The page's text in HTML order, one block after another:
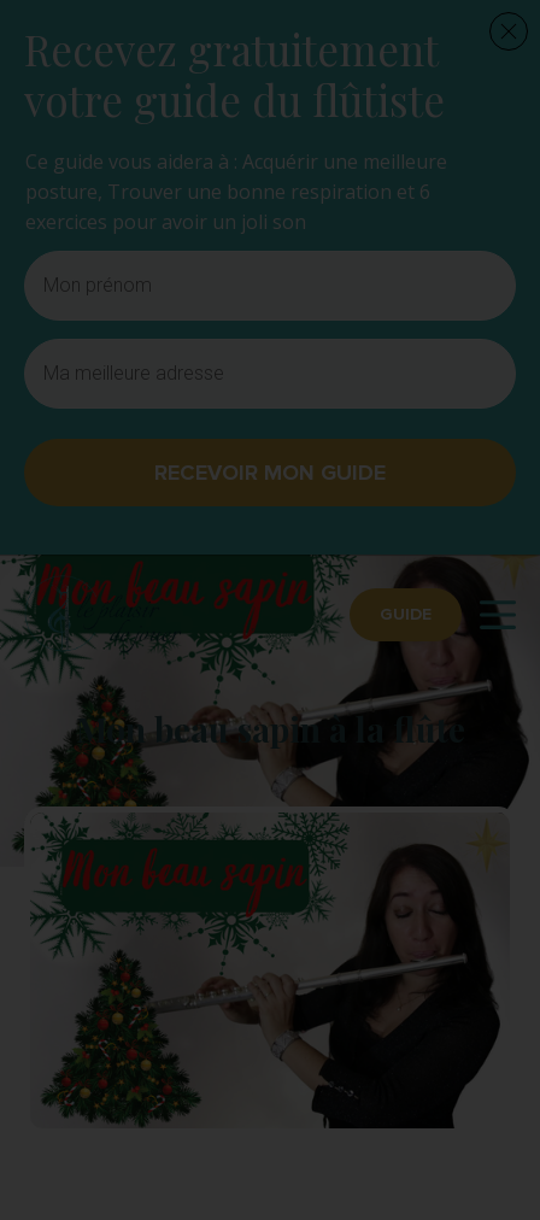
GUIDE
Mon beau sapin à la flûte
Recevez gratuitement
votre guide du flûtiste
Ce guide vous aidera à : Acquérir une meilleure
posture, Trouver une bonne respiration et 6
exercices pour avoir un joli son
RECEVOIR MON GUIDE